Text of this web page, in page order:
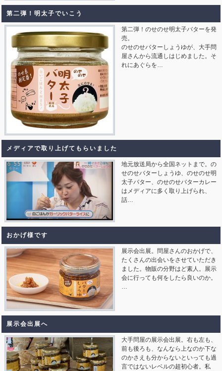
第二弾！明太子でいこう
第二弾！のせのせ明太子バターを発
売。
のせのせバターしょうゆが、大手問
屋さんから流通しはじめました。そ
れにあぐらを…
メディアで取り上げてもらいました
地元放送局から全国ネットまで。の
せのせバターしょうゆ、のせのせ明
太子バター、のせのせバターカレー
はメディアに多く取り上げられ、
話…
おかげ様です
展示会出展。問屋さんのおかげで、
たくさんの出会いをさせていただき
ました。物販の分野はど素人。展示
会に行っても何をしたら良いのか。
…
展示会出展へ
大手問屋の展示会出展。右も左も、
前も後ろも、なんなら上なのか下な
のかさえも分からないといっても過
言ではないレベルの超初心者。私